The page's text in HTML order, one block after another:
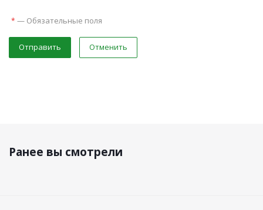
* — Обязательные поля
Отправить Отменить
Ранее вы смотрели